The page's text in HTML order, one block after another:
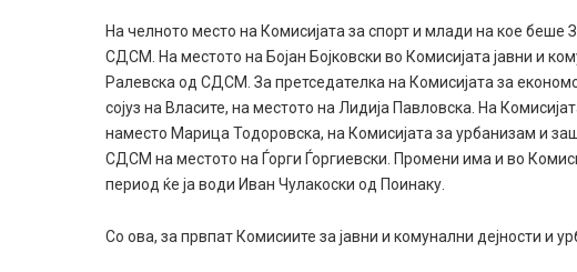
На челното место на Комисијата за спорт и млади на кое беше
СДСМ. На местото на Бојан Бојковски во Комисијата јавни и
Ралевска од СДСМ. За претседателка на Комисијата за
сојуз на Власите, на местото на Лидија Павловска. На
наместо Марица Тодоровска, на Комисијата за урбанизам и
СДСМ на местото на Ѓорги Ѓоргиевски. Промени има и во
период ќе ја води Иван Чулакоски од Поинаку.
Со ова, за првпат Комисиите за јавни и комунални дејности и